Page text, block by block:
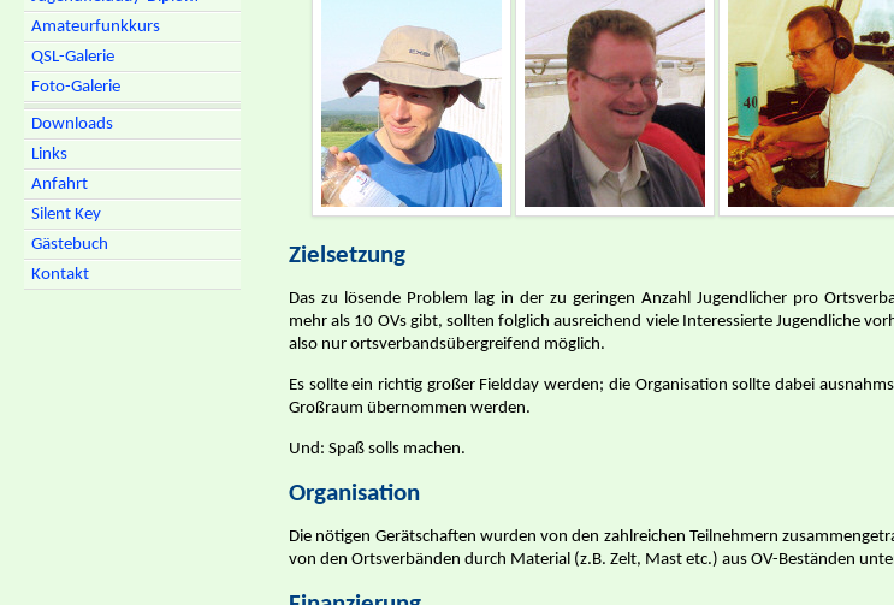
Amateurfunkkurs
QSL-Galerie
Foto-Galerie
Downloads
Links
Anfahrt
Silent Key
Gästebuch
Kontakt
Zielsetzung
Das zu lösende Problem lag in der zu geringen Anzahl Jugendlicher pro
mehr als 10 OVs gibt, sollten folglich ausreichend viele Interessierte Jugendliche
also nur ortsverbandsübergreifend möglich.
Es sollte ein richtig großer Fieldday werden; die Organisation sollte dabei
Großraum übernommen werden.
Und: Spaß solls machen.
Organisation
Die nötigen Gerätschaften wurden von den zahlreichen Teilnehmern
von den Ortsverbänden durch Material (z.B. Zelt, Mast etc.) aus OV-Beständen